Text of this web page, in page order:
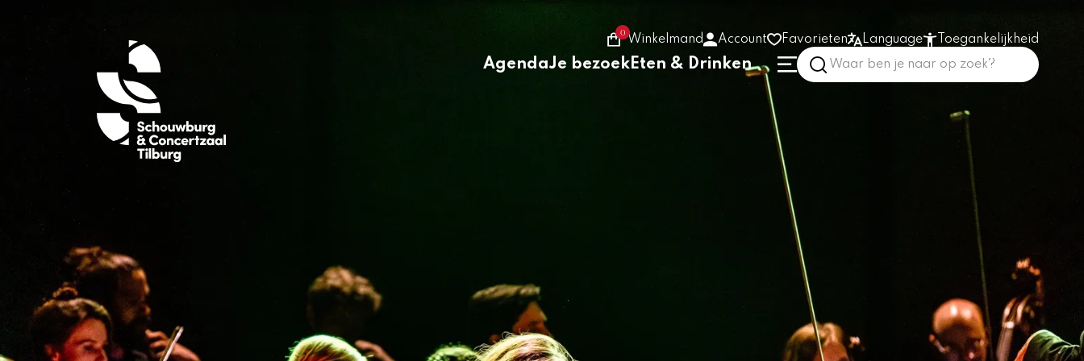
0
Winkelmand Account Favorieten Language Toegankelijkheid
Vergroot tekst
In het gebouw
AgendaJe bezoekEten & Drinken